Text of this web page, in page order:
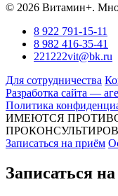
© 2026 Витамин+.
8 922 791-15-11
8 982 416-35-41
221222vit@bk.ru
Для сотрудничества
Разработка сайта —
Политика
ИМЕЮТСЯ
Записаться на приём
Записаться